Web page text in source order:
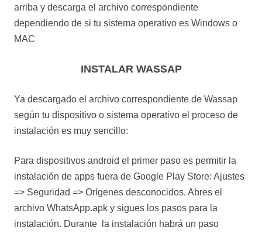
arriba y descarga el archivo correspondiente
dependiendo de si tu sistema operativo es Windows o
MAC
INSTALAR WASSAP
Ya descargado el archivo correspondiente de Wassap
según tu dispositivo o sistema operativo el proceso de
instalación es muy sencillo:
Para dispositivos android el primer paso es permitir la
instalación de apps fuera de Google Play Store: Ajustes
=> Seguridad => Orígenes desconocidos. Abres el
archivo WhatsApp.apk y sigues los pasos para la
instalación. Durante la instalación habrá un paso